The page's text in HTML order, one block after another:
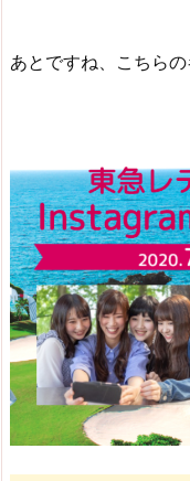
あとですね、こちら